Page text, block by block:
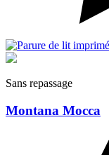
Imprimé
Sans repassage
Montana Mocca